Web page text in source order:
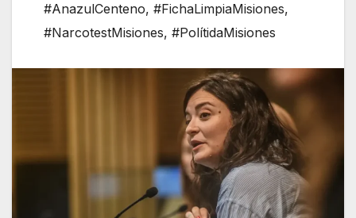
#AnazulCenteno, #FichaLimpiaMisiones,
#NarcotestMisiones, #PolítidaMisiones